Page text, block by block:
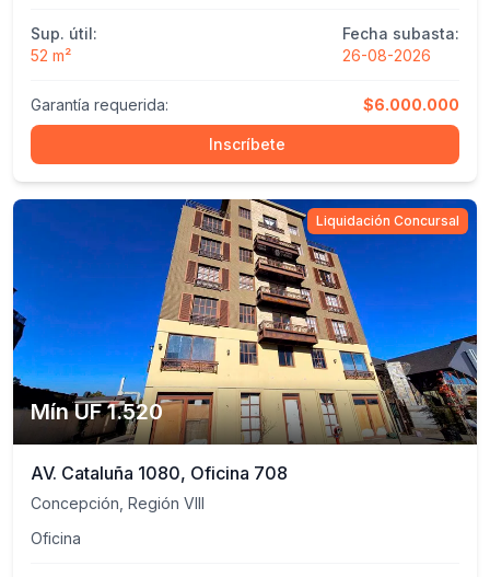
Sup. útil:
52 m²
Fecha subasta:
26-08-2026
Garantía requerida: $6.000.000
Inscríbete
Liquidación Concursal
Mín UF 1.520
AV. Cataluña 1080, Oficina 708
Concepción, Región VIII
Oficina